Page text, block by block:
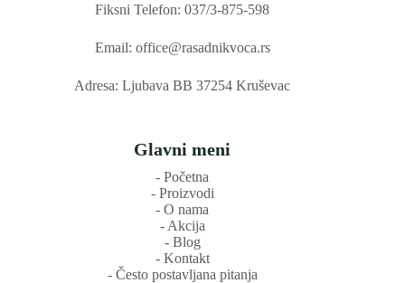
Fiksni Telefon: 037/3-875-598
Email: office@rasadnikvoca.rs
Adresa: Ljubava BB 37254 Kruševac
Glavni meni
‐ Početna
‐ Proizvodi
‐ O nama
‐ Akcija
‐ Blog
‐ Kontakt
‐ Često postavljana pitanja